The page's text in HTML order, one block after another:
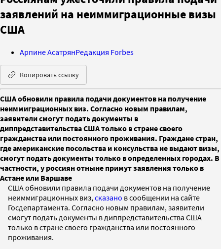
заявлений на неиммиграционные визы
США
Арпине АсатрянРедакция Forbes
Копировать ссылку
США обновили правила подачи документов на получение
неиммиграционных виз. Согласно новым правилам,
заявители смогут подать документы в
диппредставительства США только в стране своего
гражданства или постоянного проживания. Граждане стран,
где американские посольства и консульства не выдают визы,
смогут подать документы только в определенных городах. В
частности, у россиян отныне примут заявления только в
Астане или Варшаве
США обновили правила подачи документов на получение
неиммиграционных виз, сказано в сообщении на сайте
Госдепартамента. Согласно новым правилам, заявители
смогут подать документы в диппредставительства США
только в стране своего гражданства или постоянного
проживания.